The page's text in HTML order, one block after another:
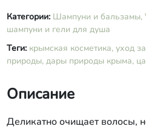
Категории: Шампуни и бальзамы,
шампуни и гели для душа
Теги: крымская косметика, уход
природы, дары природы крыма,
Описание
Деликатно очищает волосы,